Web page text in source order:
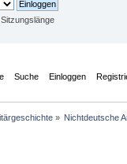
Suche Einloggen
» Nichtdeutsche